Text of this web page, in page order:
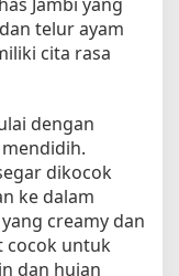
telur ayam
cita rasa
dengan
dikocok
ke dalam
creamy dan
cocok untuk
dan hujan